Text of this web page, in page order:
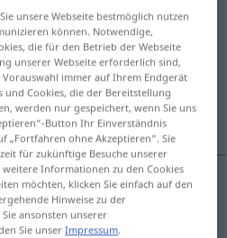
anklicken/antippen)
spor
unsere Webseite bestmöglich nutzen
können. Notwendige,
die für den Betrieb der Webseite
unserer Webseite erforderlich sind,
immer auf Ihrem Endgerät
Cookies, die der Bereitstellung
werden nur gespeichert, wenn Sie uns
Button Ihr Einverständnis
„Fortfahren ohne Akzeptieren“. Sie
für zukünftige Besuche unserer
Informationen zu den Cookies
möchten, klicken Sie einfach auf den
Hinweise zu der
ansonsten unserer
Sie unserImpressum.